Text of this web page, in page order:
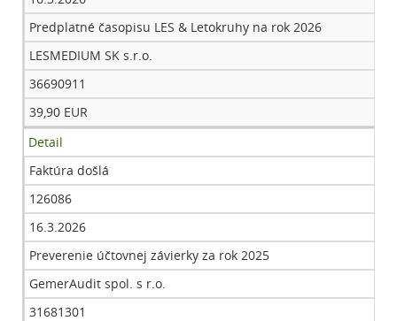
Predplatné časopisu LES & Letokruhy na rok 2026
LESMEDIUM SK s.r.o.
36690911
39,90 EUR
Detail
Faktúra došlá
126086
16.3.2026
Preverenie účtovnej závierky za rok 2025
GemerAudit spol. s r.o.
31681301